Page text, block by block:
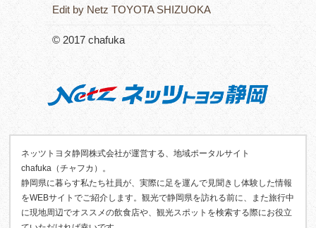
Edit by Netz TOYOTA SHIZUOKA
© 2017 chafuka
ネッツトヨタ静岡株式会社が運営する、地域ポータルサイト
chafuka（チャフカ）。
静岡県に暮らす私たち社員が、実際に足を運んで見聞きし体験した情報
をWEBサイトでご紹介します。観光で静岡県を訪れる前に、また旅行中
に現地周辺でオススメの飲食店や、観光スポットを検索する際にお役立